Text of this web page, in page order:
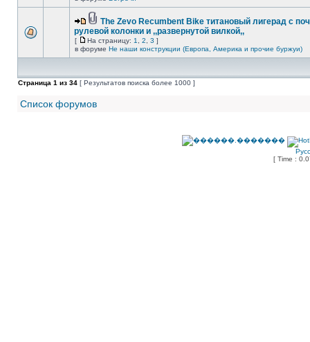
The Zevo Recumbent Bike титановый лигерад с
рулевой колонки и ,,развернутой вилкой,,
[ На страницу: 1 2 3 ]
в форуме Не наши конструкции (Европа, Америка и прочие буржуи)
Страница 1 из 34 [ Результатов поиска более 1000 ]
Список форумов
[ Time :